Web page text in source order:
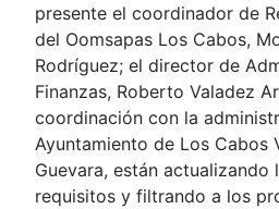
presente el coordinador de
del Oomsapas Los Cabos,
Rodríguez; el director de
Finanzas, Roberto Valadez
coordinación con la
Ayuntamiento de Los Cabos
Guevara, están actualizando
requisitos y filtrando a los